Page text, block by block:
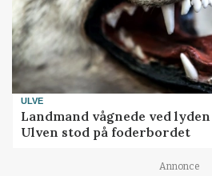
ULVE
Landmand vågnede ved
Ulven stod på foderbordet
Annonce